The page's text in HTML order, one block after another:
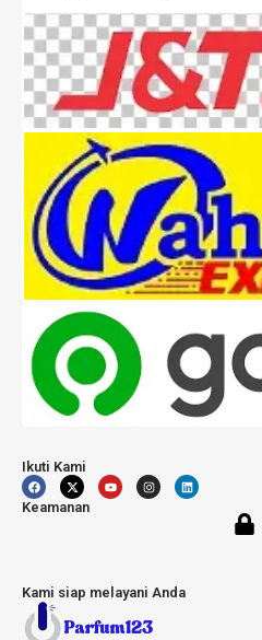
Ikuti Kami
Keamanan
Kami siap melayani Anda